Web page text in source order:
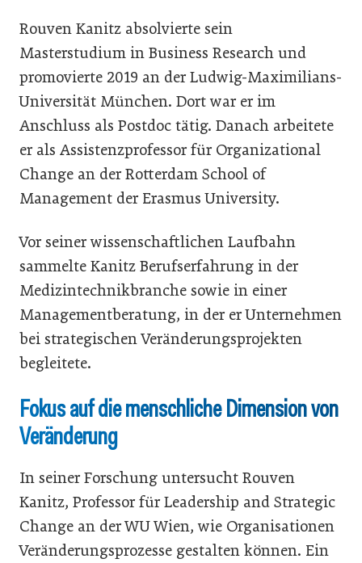
Rouven Kanitz absolvierte sein
Masterstudium in Business Research und
promovierte 2019 an der Ludwig-Maximilians-
Universität München. Dort war er im
Anschluss als Postdoc tätig. Danach arbeitete
er als Assistenzprofessor für Organizational
Change an der Rotterdam School of
Management der Erasmus University.
Vor seiner wissenschaftlichen Laufbahn
sammelte Kanitz Berufserfahrung in der
Medizintechnikbranche sowie in einer
Managementberatung, in der er Unternehmen
bei strategischen Veränderungsprojekten
begleitete.
Fokus auf die menschliche Dimension von
Veränderung
In seiner Forschung untersucht Rouven
Kanitz, Professor für Leadership and Strategic
Change an der WU Wien, wie Organisationen
Veränderungsprozesse gestalten können. Ein